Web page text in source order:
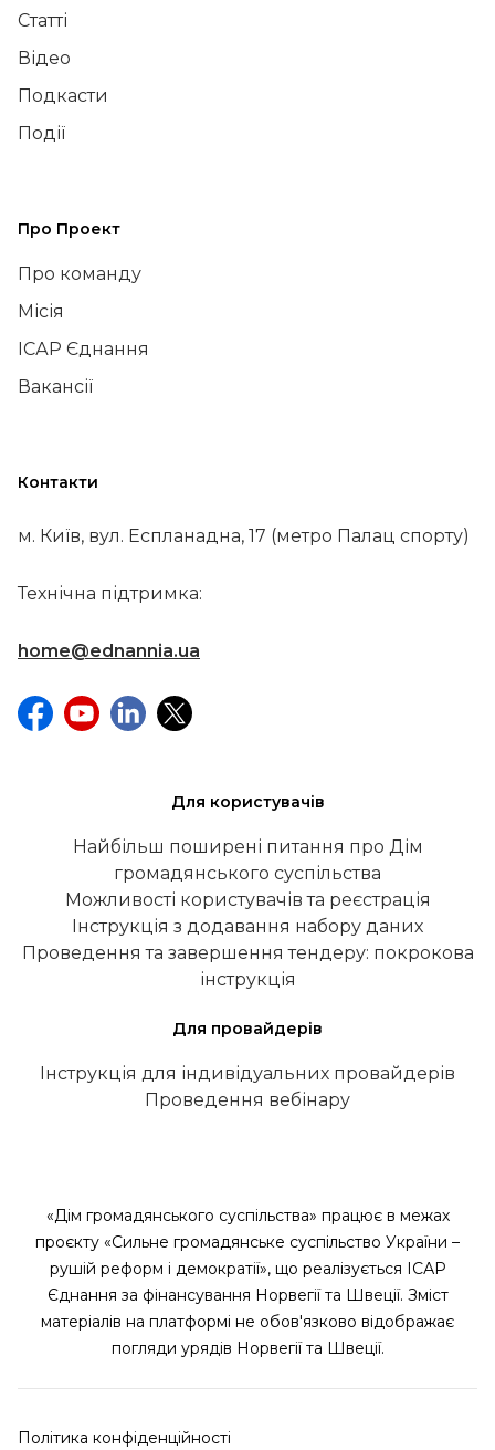
Статті
Відео
Подкасти
Події
Про Проект
Про команду
Місія
ІСАР Єднання
Вакансії
Контакти
м. Київ, вул. Еспланадна, 17 (метро Палац спорту)
Технічна підтримка:
home@ednannia.ua
Для користувачів
Найбільш поширені питання про Дім
громадянського суспільства
Можливості користувачів та реєстрація
Інструкція з додавання набору даних
Проведення та завершення тендеру: покрокова
інструкція
Для провайдерів
Інструкція для індивідуальних провайдерів
Проведення вебінару
«Дім громадянського суспільства» працює в межах
проєкту «Сильне громадянське суспільство України –
рушій реформ і демократії», що реалізується ІСАР
Єднання за фінансування Норвегії та Швеції. Зміст
матеріалів на платформі не обов'язково відображає
погляди урядів Норвегії та Швеції.
Політика конфіденційності